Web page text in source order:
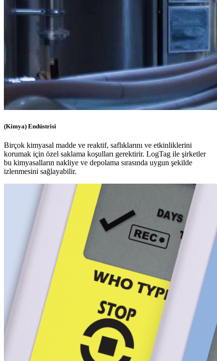
(Kimya) Endüstrisi
Birçok kimyasal madde ve reaktif, saflıklarını ve etkinliklerini
korumak için özel saklama koşulları gerektirir. LogTag ile şirketler
bu kimyasalların nakliye ve depolama sırasında uygun şekilde
izlenmesini sağlayabilir.